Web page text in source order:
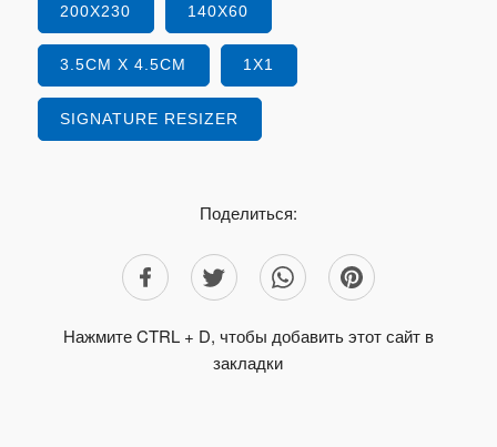
200X230 140X60
3.5CM X 4.5CM 1X1
SIGNATURE RESIZER
Поделиться:
Нажмите CTRL + D, чтобы добавить этот сайт в
закладки